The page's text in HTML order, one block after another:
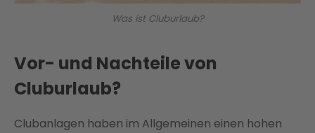
Was ist Cluburlaub?
Vor- und Nachteile von
Cluburlaub?
Clubanlagen haben im Allgemeinen einen hohen